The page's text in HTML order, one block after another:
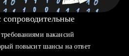
вакансий
повысит шансы на ответ